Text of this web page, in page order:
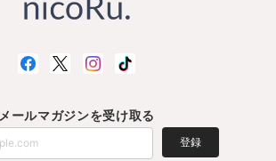
メールマガジンを受け取る
登録